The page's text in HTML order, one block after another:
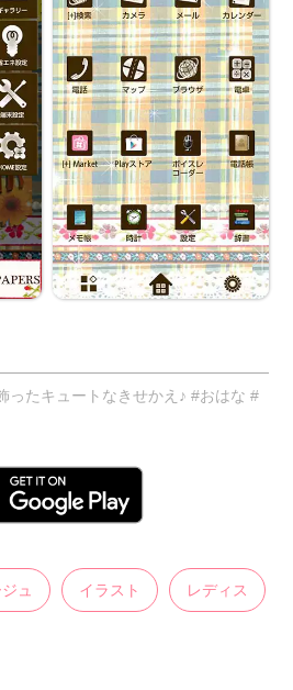
ったキュートなきせかえ♪ #おはな #
ュ イラスト レディス